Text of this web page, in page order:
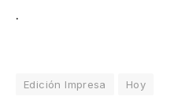
.
Edición Impresa Hoy